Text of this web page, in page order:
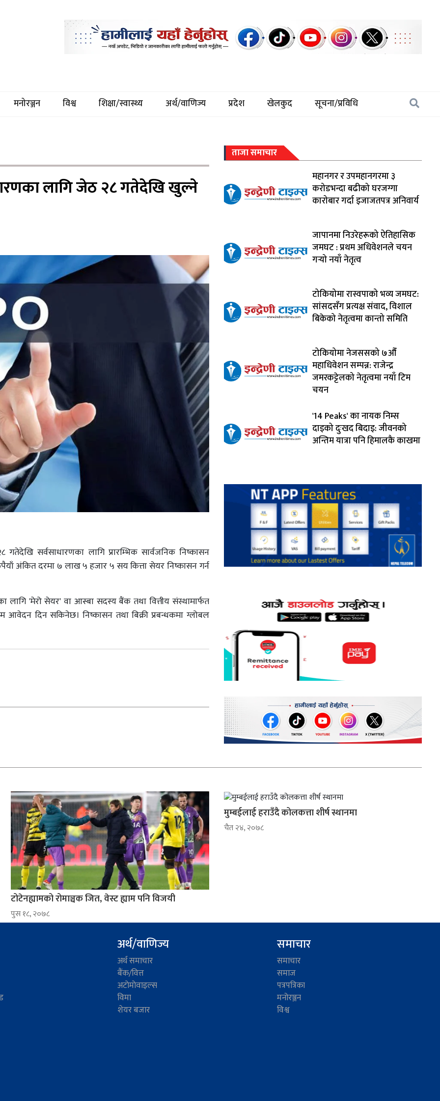
मनोरञ्जन विश्व शिक्षा/स्वास्थ्य अर्थ/वाणिज्य प्रदेश खेलकुद सूचना/प्रविधि
लागि जेठ २८ गतेदेखि खुल्ने
गतेदेखि सर्वसाधारणका लागि प्रारम्भिक सार्वजनिक निष्कासन
अंकित दरमा ७ लाख ५ हजार ५ सय कित्ता सेयर निष्कासन गर्न
लागि 'मेरो सेयर' वा आस्बा सदस्य बैंक तथा वित्तीय संस्थामार्फत
दिन सकिनेछ। निष्कासन तथा बिक्री प्रबन्धकमा ग्लोबल
ताजा समाचार
महानगर र उपमहानगरमा ३
करोडभन्दा बढीको घरजग्गा
कारोबार गर्दा इजाजतपत्र अनिवार्य
जापानमा निउरेहरूको ऐतिहासिक
जमघट : प्रथम अधिवेशनले चयन
गर्‍यो नयाँ नेतृत्व
टोकियोमा रास्वपाको भव्य जमघट:
सांसदसँग प्रत्यक्ष संवाद, विशाल
बिकेको नेतृत्वमा कान्तो समिति
टोकियोमा नेजससको ७औँ
महाधिवेशन सम्पन्न: राजेन्द्र
जमरकट्टेलको नेतृत्वमा नयाँ टिम
चयन
'14 Peaks' का नायक निम्स
दाइको दुःखद बिदाइ: जीवनको
अन्तिम यात्रा पनि हिमालकै काखमा
टोटेनह्यामको रोमाञ्चक जित, वेस्ट ह्याम पनि विजयी
पुस १८, २०७८
मुम्बईलाई हराउँदै कोलकत्ता शीर्ष स्थानमा
चैत २४, २०७८
अर्थ/वाणिज्य
अर्थ समाचार
बैंक/वित्त
अटाेमाेवाइल्स
विमा
शेयर बजार
समाचार
समाचार
समाज
पत्रपत्रिका
मनोरञ्जन
विश्व